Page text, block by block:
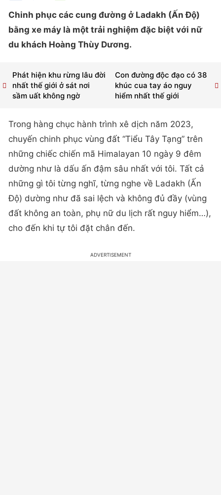
Chinh phục các cung đường ở Ladakh (Ấn Độ)
bằng xe máy là một trải nghiệm đặc biệt với nữ
du khách Hoàng Thùy Dương.
Con đường độc đạo có 38
khúc cua tay áo nguy
hiểm nhất thế giới
Phát hiện khu rừng lâu đời
nhất thế giới ở sát nơi
sầm uất không ngờ
Trong hàng chục hành trình xê dịch năm 2023,
chuyến chinh phục vùng đất “Tiểu Tây Tạng” trên
những chiếc chiến mã Himalayan 10 ngày 9 đêm
dường như là dấu ấn đậm sâu nhất với tôi. Tất cả
những gì tôi từng nghĩ, từng nghe về Ladakh (Ấn
Độ) dường như đã sai lệch và không đủ đầy (vùng
đất không an toàn, phụ nữ du lịch rất nguy hiểm…),
cho đến khi tự tôi đặt chân đến.